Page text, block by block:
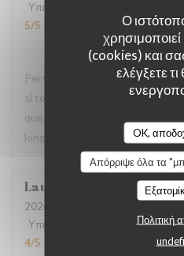
Ο
(cookies) και
ελέγξετε
OK,
Απόρριψε όλα τα
Πολιτική
Υπηρεσία
5/5
Personnel très agréable et à
si tendre et tous les
que ravis de votre restaurant et
longtemps.
Laurence
2026-07-20
Υπηρεσία
Ατμόσφαιρα:4/5
4/5